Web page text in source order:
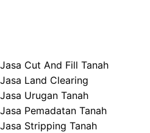
Jasa Cut And Fill Tanah
Jasa Land Clearing
Jasa Urugan Tanah
Jasa Pemadatan Tanah
Jasa Stripping Tanah